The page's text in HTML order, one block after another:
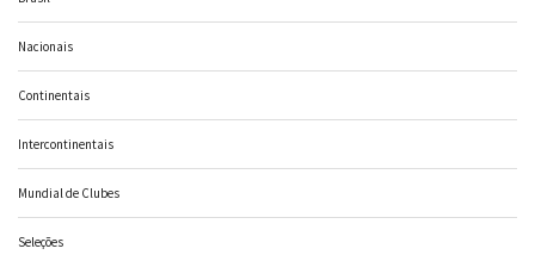
Nacionais
Continentais
Intercontinentais
Mundial de Clubes
Seleções